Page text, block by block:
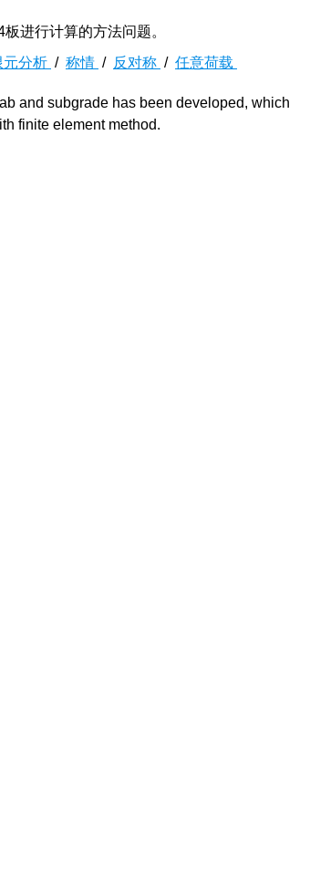
进行计算的方法问题。
元分析 / 称情 / 反对称 / 任意荷载
and subgrade has been developed, which
finite element method.